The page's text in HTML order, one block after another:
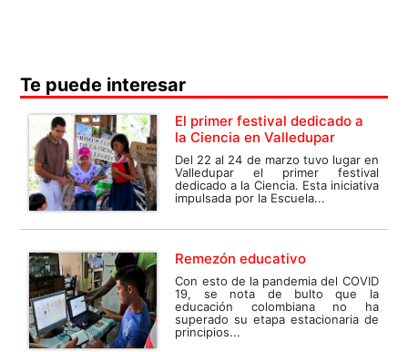
Te puede interesar
El primer festival dedicado a
la Ciencia en Valledupar
Del 22 al 24 de marzo tuvo lugar en
Valledupar el primer festival
dedicado a la Ciencia. Esta iniciativa
impulsada por la Escuela...
Remezón educativo
Con esto de la pandemia del COVID
19, se nota de bulto que la
educación colombiana no ha
superado su etapa estacionaria de
principios...